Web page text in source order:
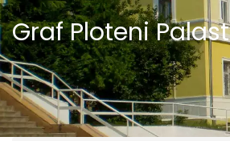
Graf Ploteni Palast